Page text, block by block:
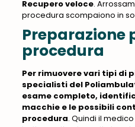
Recupero veloce.
procedura scompaiono in
Preparazione
procedura
Per rimuovere vari tipi di
specialisti del
esame completo,
macchie e le possibili
procedura. Quindi il